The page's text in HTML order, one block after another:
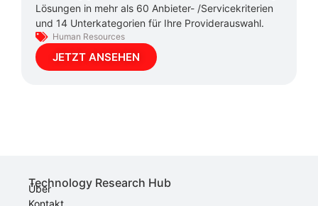
Lösungen in mehr als 60 Anbieter- /Servicekriterien
und 14 Unterkategorien für Ihre Providerauswahl.
Human Resources
JETZT ANSEHEN
Technology Research Hub
Über
Kontakt